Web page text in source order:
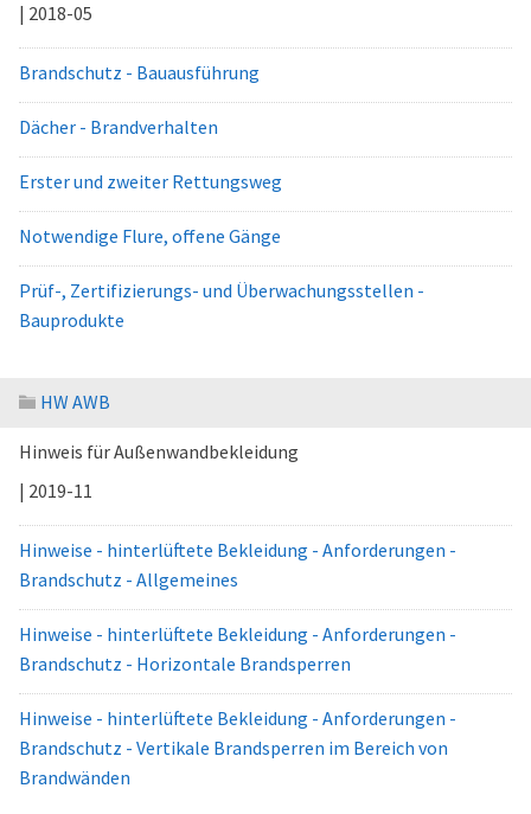
| 2018-05
Brandschutz - Bauausführung
Dächer - Brandverhalten
Erster und zweiter Rettungsweg
Notwendige Flure, offene Gänge
Prüf-, Zertifizierungs- und Überwachungsstellen -
Bauprodukte
HW AWB
Hinweis für Außenwandbekleidung
| 2019-11
Hinweise - hinterlüftete Bekleidung - Anforderungen -
Brandschutz - Allgemeines
Hinweise - hinterlüftete Bekleidung - Anforderungen -
Brandschutz - Horizontale Brandsperren
Hinweise - hinterlüftete Bekleidung - Anforderungen -
Brandschutz - Vertikale Brandsperren im Bereich von
Brandwänden